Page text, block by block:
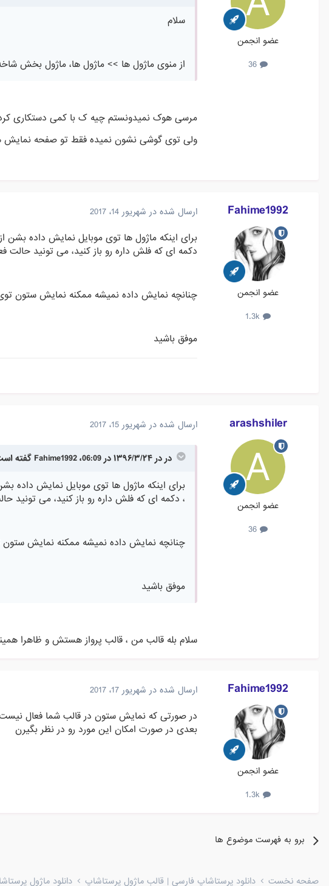
عضو انجمن
سلام
از منوی ماژول ها >> ماژول ها، ماژول بخش
مرسی هوک نمیدونستم چیه ک با کمی دستکاری
ولی توی گوشی نشون نمیده فقط تو صفحه نمایش
Fahime1992
عضو انجمن
ارسال شده در شهریور 14، 2017
برای اینکه ماژول ها توی موبایل نمایش داده بشن
دکمه ای که فلش داره رو باز کنید، می تونید حالت
چنانچه نمایش داده نمیشه ممکنه نمایش ستون
موفق باشید
arashshiler
عضو انجمن
ارسال شده در شهریور 15، 2017
در در ۱۳۹۶/۳/۲۴ در 06:09، Fahime1992 گفته است :
برای اینکه ماژول ها توی موبایل نمایش داده
، دکمه ای که فلش داره رو باز کنید، می تونید
چنانچه نمایش داده نمیشه ممکنه نمایش ستون
موفق باشید
سلام بله قالب من ، قالب پرواز هستش و ظاهرا
Fahime1992
عضو انجمن
ارسال شده در شهریور 17، 2017
در صورتی که نمایش ستون در قالب شما فعال نیست
بعدی در صورت امکان این مورد رو در نظر بگیرن
برو به فهرست موضوع ها
صفحه نخست دانلود پرستاشاپ فارسی | قالب ماژول پرستاشاپ دانلود ماژول